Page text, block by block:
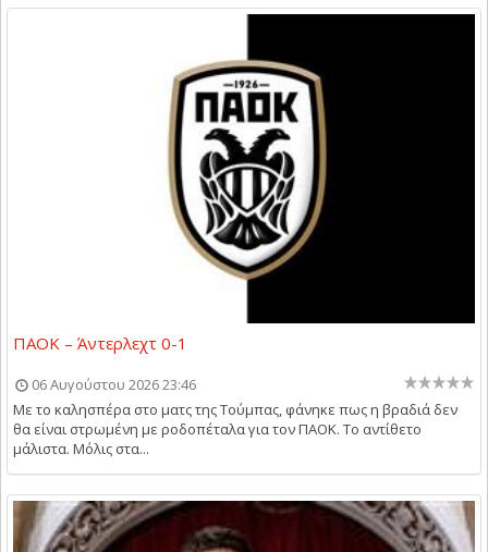
ΠΑΟΚ – Άντερλεχτ 0-1
06 Αυγούστου 2026 23:46
Με το καλησπέρα στο ματς της Τούμπας, φάνηκε πως η βραδιά δεν
θα είναι στρωμένη με ροδοπέταλα για τον ΠΑΟΚ. Το αντίθετο
μάλιστα. Μόλις στα...